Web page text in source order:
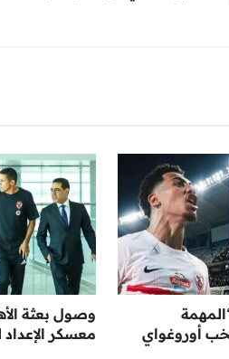
أوروغواي
وصول بعثة
معسكر